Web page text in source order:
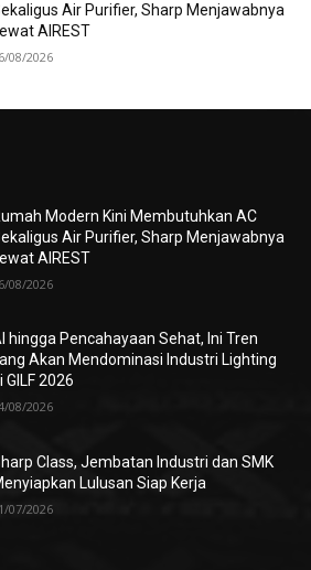
Air Purifier, Sharp Menjawabnya
AIREST
08/2026
Modern Kini Membutuhkan AC
Air Purifier, Sharp Menjawabnya
AIREST
08/2026
hingga Pencahayaan Sehat, Ini Tren
Akan Mendominasi Industri Lighting
GILF 2026
08/2026
Class, Jembatan Industri dan SMK
Lulusan Siap Kerja
07/2026